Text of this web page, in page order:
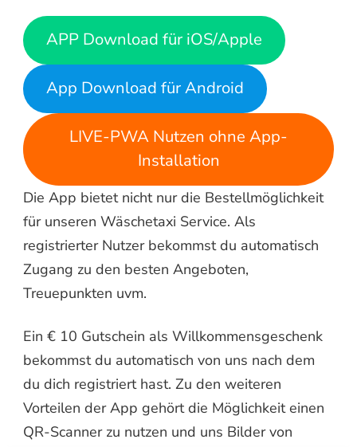
APP Download für iOS/Apple
App Download für Android
LIVE-PWA Nutzen ohne App-
Installation
Die App bietet nicht nur die Bestellmöglichkeit
für unseren Wäschetaxi Service. Als
registrierter Nutzer bekommst du automatisch
Zugang zu den besten Angeboten,
Treuepunkten uvm.
Ein € 10 Gutschein als Willkommensgeschenk
bekommst du automatisch von uns nach dem
du dich registriert hast. Zu den weiteren
Vorteilen der App gehört die Möglichkeit einen
QR-Scanner zu nutzen und uns Bilder von